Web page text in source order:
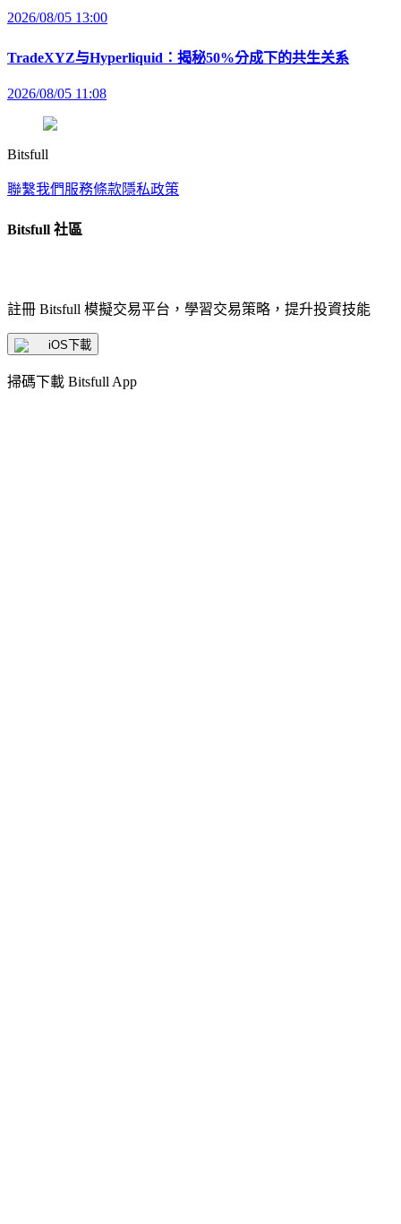
2026/08/05 13:00
TradeXYZ与Hyperliquid：揭秘50%分成下的共生关系
2026/08/05 11:08
Bitsfull
聯繫我們服務條款隱私政策
Bitsfull 社區
註冊 Bitsfull 模擬交易平台，學習交易策略，提升投資技能
iOS下載
掃碼下載 Bitsfull App